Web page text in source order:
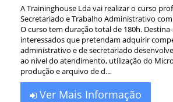
A Traininghouse Lda vai realizar o curso
Secretariado e Trabalho Administrativo
O curso tem duração total de 180h.
interessados que pretendam adquirir
administrativo e de secretariado
ao nível do atendimento, utilização do
produção e arquivo de d...
Ver Mais Informação